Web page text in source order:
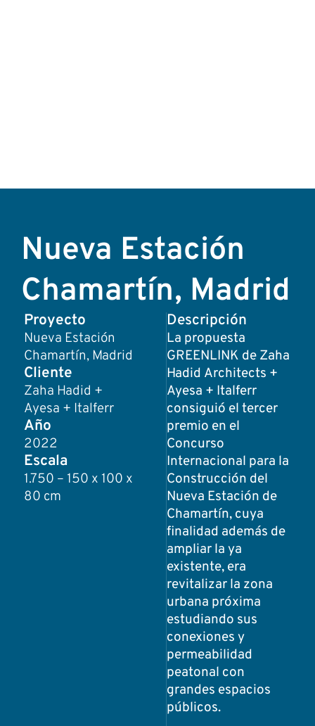
Nueva Estación
Chamartín, Madrid
Proyecto
Nueva Estación
Chamartín, Madrid
Cliente
Zaha Hadid +
Ayesa + Italferr
Año
2022
Escala
1.750 – 150 x 100 x
80 cm
Descripción
La propuesta
GREENLINK de Zaha
Hadid Architects +
Ayesa + Italferr
consiguió el tercer
premio en el
Concurso
Internacional para la
Construcción del
Nueva Estación de
Chamartín, cuya
finalidad además de
ampliar la ya
existente, era
revitalizar la zona
urbana próxima
estudiando sus
conexiones y
permeabilidad
peatonal con
grandes espacios
públicos.